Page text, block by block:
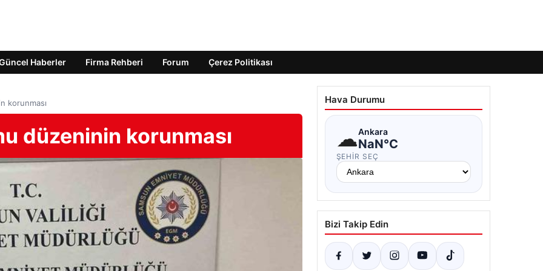
Haberler Firma Rehberi Forum Çerez Politikası
korunması
düzeninin korunması
Hava Durumu
☁Ankara
NaN°C
ŞEHIR SEÇ
Bizi Takip Edin